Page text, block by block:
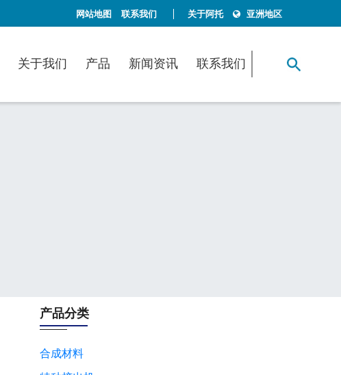
网站地图 联系我们 关于阿托 亚洲地区
关于我们 产品 新闻资讯 联系我们
产品分类
合成材料